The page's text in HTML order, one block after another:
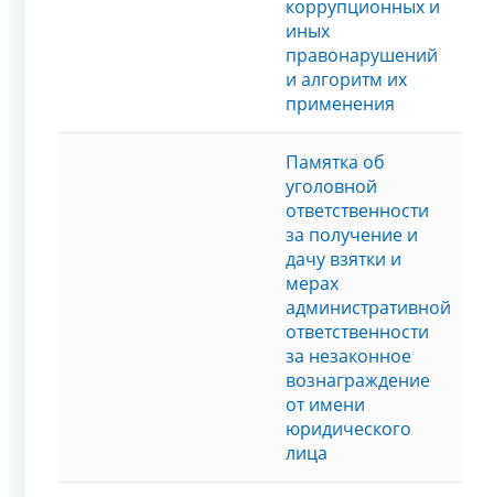
коррупционных и
иных
правонарушений
и алгоритм их
применения
Памятка об
уголовной
ответственности
за получение и
дачу взятки и
мерах
административной
ответственности
за незаконное
вознаграждение
от имени
юридического
лица